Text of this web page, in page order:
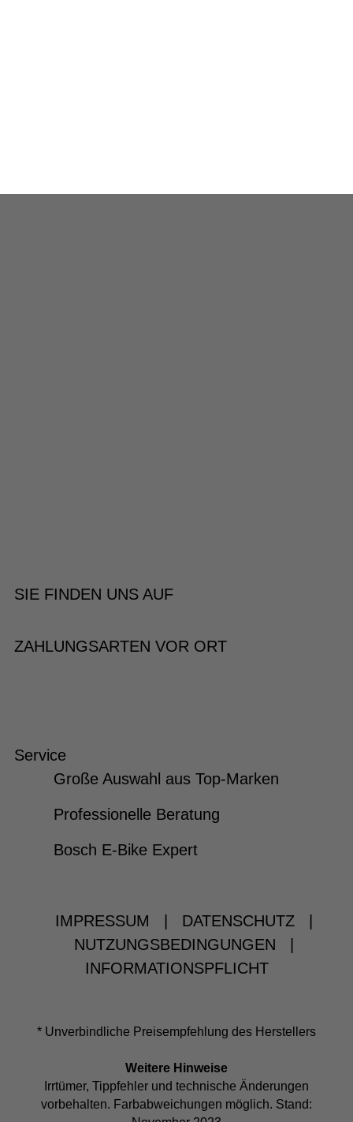
SIE FINDEN UNS AUF
ZAHLUNGSARTEN VOR ORT
Service
Große Auswahl aus Top-Marken
Professionelle Beratung
Bosch E-Bike Expert
IMPRESSUM DATENSCHUTZ
NUTZUNGSBEDINGUNGEN
INFORMATIONSPFLICHT
* Unverbindliche Preisempfehlung des Herstellers
Weitere Hinweise
Irrtümer, Tippfehler und technische Änderungen
vorbehalten. Farbabweichungen möglich. Stand: